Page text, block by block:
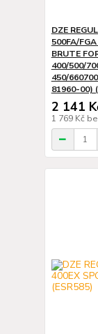
DZE
500FA/
BRUTE
400/500/
450/
81960-00)
2 141
1 769 Kč